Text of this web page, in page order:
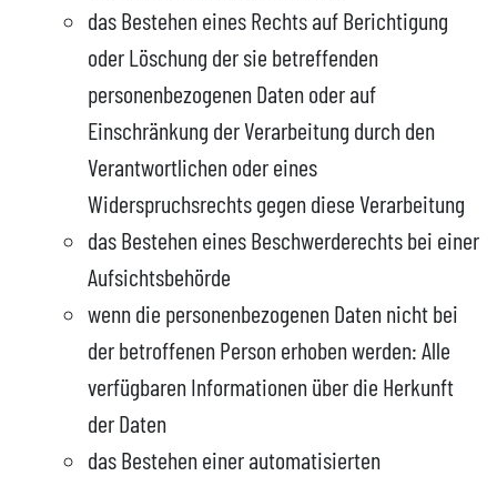
das Bestehen eines Rechts auf Berichtigung
oder Löschung der sie betreffenden
personenbezogenen Daten oder auf
Einschränkung der Verarbeitung durch den
Verantwortlichen oder eines
Widerspruchsrechts gegen diese Verarbeitung
das Bestehen eines Beschwerderechts bei einer
Aufsichtsbehörde
wenn die personenbezogenen Daten nicht bei
der betroffenen Person erhoben werden: Alle
verfügbaren Informationen über die Herkunft
der Daten
das Bestehen einer automatisierten